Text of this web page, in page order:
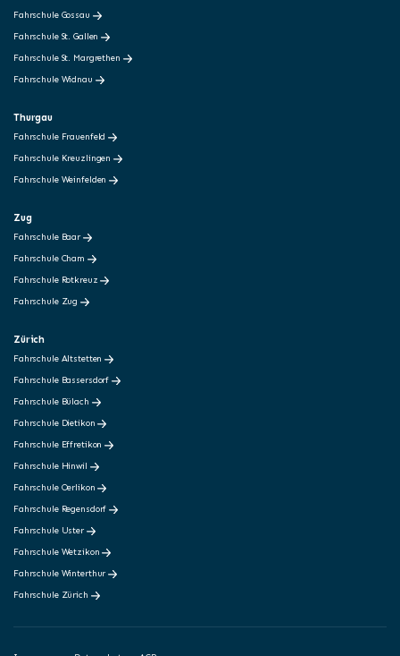
Fahrschule Gossau
Fahrschule St. Gallen
Fahrschule St. Margrethen
Fahrschule Widnau
Thurgau
Fahrschule Frauenfeld
Fahrschule Kreuzlingen
Fahrschule Weinfelden
Zug
Fahrschule Baar
Fahrschule Cham
Fahrschule Rotkreuz
Fahrschule Zug
Zürich
Fahrschule Altstetten
Fahrschule Bassersdorf
Fahrschule Bülach
Fahrschule Dietikon
Fahrschule Effretikon
Fahrschule Hinwil
Fahrschule Oerlikon
Fahrschule Regensdorf
Fahrschule Uster
Fahrschule Wetzikon
Fahrschule Winterthur
Fahrschule Zürich